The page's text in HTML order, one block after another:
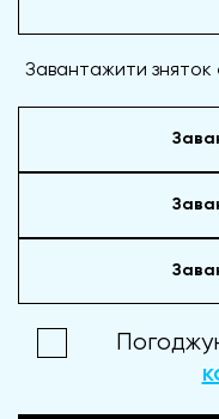
Завантажити